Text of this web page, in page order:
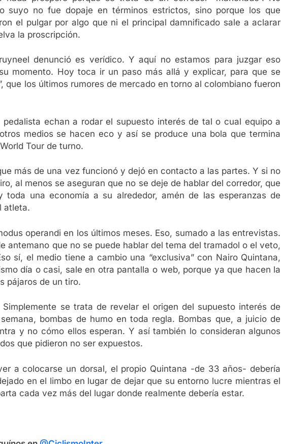
suyo no fue dopaje en términos estrictos, sino porque los que
el pulgar por algo que ni el principal damnificado sale a aclarar
la proscripción.
denunció es verídico. Y aquí no estamos para juzgar eso
momento. Hoy toca ir un paso más allá y explicar, para que se
que los últimos rumores de mercado en torno al colombiano fueron
pedalista echan a rodar el supuesto interés de tal o cual equipo a
medios se hacen eco y así se produce una bola que termina
Tour de turno.
más de una vez funcionó y dejó en contacto a las partes. Y si no
al menos se aseguran que no se deje de hablar del corredor, que
toda una economía a su alrededor, amén de las esperanzas de
atleta.
operandi en los últimos meses. Eso, sumado a las entrevistas.
antemano que no se puede hablar del tema del tramadol o el veto,
sí, el medio tiene a cambio una “exclusiva” con Nairo Quintana,
día o casi, sale en otra pantalla o web, porque ya que hacen la
pájaros de un tiro.
se trata de revelar el origen del supuesto interés de
bombas de humo en toda regla. Bombas que, a juicio de
y no cómo ellos esperan. Y así también lo consideran algunos
que pidieron no ser expuestos.
a colocarse un dorsal, el propio Quintana -de 33 años- debería
en el limbo en lugar de dejar que su entorno lucre mientras el
cada vez más del lugar donde realmente debería estar.